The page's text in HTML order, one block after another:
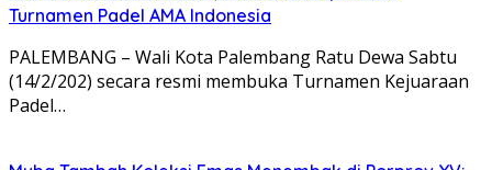
Turnamen Padel AMA Indonesia
PALEMBANG – Wali Kota Palembang Ratu Dewa Sabtu
(14/2/202) secara resmi membuka Turnamen Kejuaraan
Padel…